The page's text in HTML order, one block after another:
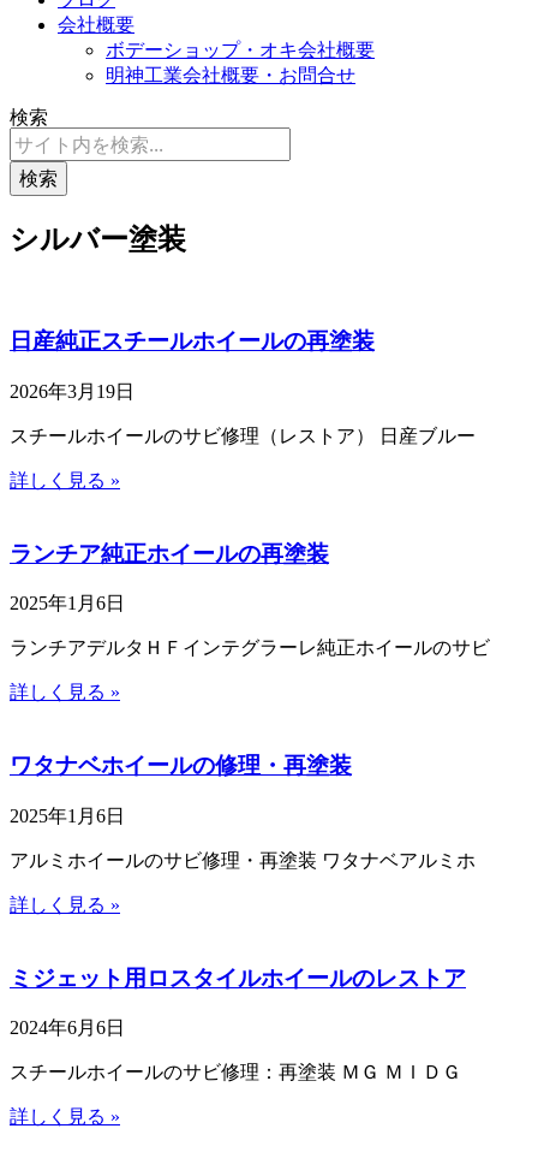
会社概要
ボデーショップ・オキ会社概要
明神工業会社概要・お問合せ
検索
検索
シルバー塗装
日産純正スチールホイールの再塗装
2026年3月19日
スチールホイールのサビ修理（レストア） 日産ブルー
詳しく見る »
ランチア純正ホイールの再塗装
2025年1月6日
ランチアデルタＨＦインテグラーレ純正ホイールのサビ
詳しく見る »
ワタナベホイールの修理・再塗装
2025年1月6日
アルミホイールのサビ修理・再塗装 ワタナベアルミホ
詳しく見る »
ミジェット用ロスタイルホイールのレストア
2024年6月6日
スチールホイールのサビ修理：再塗装 ＭＧ ＭＩＤＧ
詳しく見る »